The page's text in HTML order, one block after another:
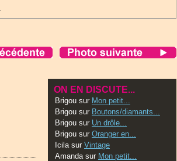
ON EN DISCUTE...
Brigou sur Mon petit...
Brigou sur Boutons/diamants...
Brigou sur Un drôle...
Brigou sur Oranger en...
Icilasur Vintage
Amandasur Mon petit...